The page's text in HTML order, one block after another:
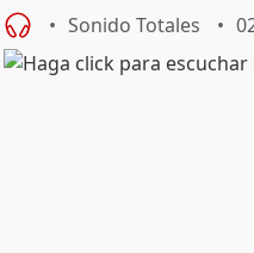
Sonido Totales